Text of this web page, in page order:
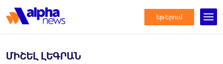
եթերում
ՄԻՇԵԼ ԼԵԳՐԱՆ